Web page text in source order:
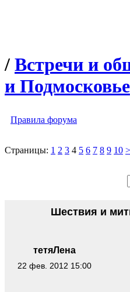
/ Встречи и
и Подмосковье
Правила форума
Страницы: 1 2 3 4 5 6 7 8 9 10 >
тетяЛена
22 фев. 2012 15:00
Шествия и